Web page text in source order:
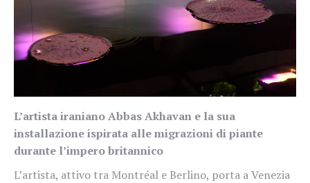
L’artista iraniano Abbas Akhavan e la sua
installazione ispirata alle migrazioni di piante
durante l’impero britannico
L’artista, attivo tra Montréal e Berlino, porta a Venezia